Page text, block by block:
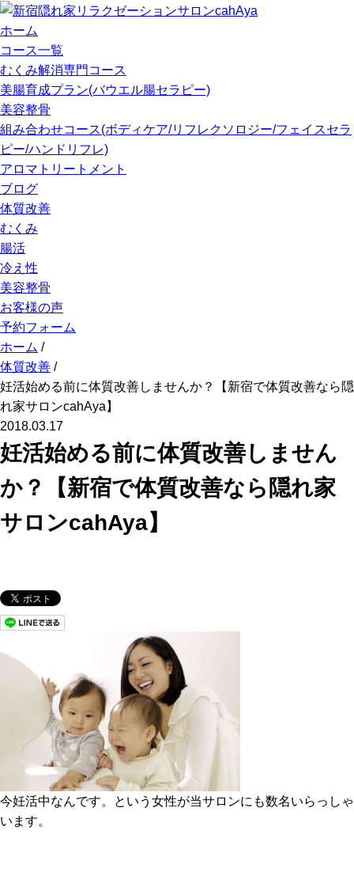
ホーム
コース一覧
むくみ解消専門コース
美腸育成プラン(バウエル腸セラピー)
美容整骨
組み合わせコース(ボディケア/リフレクソロジー/フェイスセラ
ピー/ハンドリフレ)
アロマトリートメント
ブログ
体質改善
むくみ
腸活
冷え性
美容整骨
お客様の声
予約フォーム
ホーム /
体質改善 /
妊活始める前に体質改善しませんか？【新宿で体質改善なら隠
れ家サロンcahAya】
2018.03.17
妊活始める前に体質改善しません
か？【新宿で体質改善なら隠れ家
サロンcahAya】
今妊活中なんです。という女性が当サロンにも数名いらっしゃ
います。